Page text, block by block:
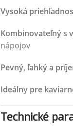
Vysoká
Kombinovateľný s
nápojov
Pevný, ľahký a
Ideálny pre
Technické